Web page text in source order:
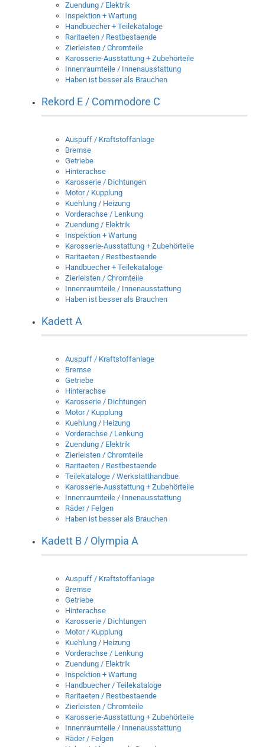
Zuendung / Elektrik
Inspektion + Wartung
Handbuecher + Teilekataloge
Raritaeten / Restbestaende
Zierleisten / Chromteile
Karosserie-Ausstattung + Zubehörteile
Innenraumteile / Innenausstattung
Haben ist besser als Brauchen
Rekord E / Commodore C
Auspuff / Kraftstoffanlage
Bremse
Getriebe
Hinterachse
Karosserie / Dichtungen
Motor / Kupplung
Kuehlung / Heizung
Vorderachse / Lenkung
Zuendung / Elektrik
Inspektion + Wartung
Karosserie-Ausstattung + Zubehörteile
Raritaeten / Restbestaende
Handbuecher + Teilekataloge
Zierleisten / Chromteile
Innenraumteile / Innenausstattung
Haben ist besser als Brauchen
Kadett A
Auspuff / Kraftstoffanlage
Bremse
Getriebe
Hinterachse
Karosserie / Dichtungen
Motor / Kupplung
Kuehlung / Heizung
Vorderachse / Lenkung
Zuendung / Elektrik
Zierleisten / Chromteile
Raritaeten / Restbestaende
Teilekataloge / Werkstatthandbue
Karosserie-Ausstattung + Zubehörteile
Innenraumteile / Innenausstattung
Räder / Felgen
Haben ist besser als Brauchen
Kadett B / Olympia A
Auspuff / Kraftstoffanlage
Bremse
Getriebe
Hinterachse
Karosserie / Dichtungen
Motor / Kupplung
Kuehlung / Heizung
Vorderachse / Lenkung
Zuendung / Elektrik
Inspektion + Wartung
Handbuecher / Teilekataloge
Raritaeten / Restbestaende
Zierleisten / Chromteile
Karosserie-Ausstattung + Zubehörteile
Innenraumteile / Innenausstattung
Räder / Felgen